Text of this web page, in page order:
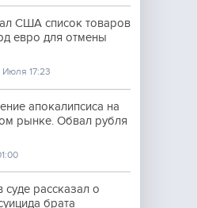
США список товаров
евро для отмены
Июля 17:23
апокалипсиса на
рынке. Обвал рубля
суде рассказал о
брата